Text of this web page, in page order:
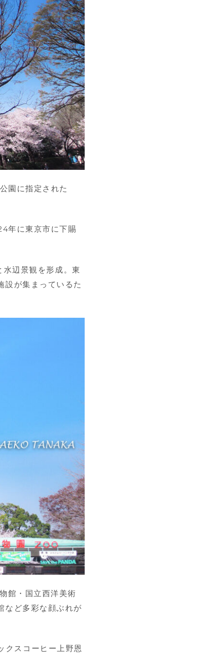
園に指定された
年に東京市に下賜
辺景観を形成。東
設が集まっているた
館・国立西洋美術
など多彩な顔ぶれが
スコーヒー上野恩